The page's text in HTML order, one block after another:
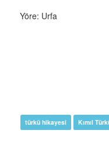
Yöre: Urfa
türkü hikayesi Kımıl